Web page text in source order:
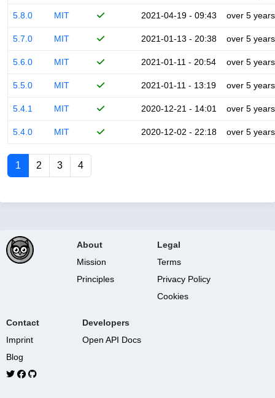
5.8.0 MIT 2021-04-19 - 09:43 over 5 years
5.7.0 MIT 2021-01-13 - 20:38 over 5 years
5.6.0 MIT 2021-01-11 - 20:54 over 5 years
5.5.0 MIT 2021-01-11 - 13:19 over 5 years
5.4.1 MIT 2020-12-21 - 14:01 over 5 years
5.4.0 MIT 2020-12-02 - 22:18 over 5 years
1 2 3 4
About
Mission
Principles
Legal
Terms
Privacy Policy
Cookies
Contact
Imprint
Blog
Developers
Open API Docs